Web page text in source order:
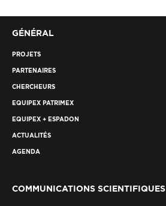
GÉNÉRAL
PROJETS
PARTENAIRES
CHERCHEURS
EQUIPEX PATRIMEX
EQUIPEX + ESPADON
ACTUALITÉS
AGENDA
COMMUNICATIONS SCIENTIFIQUES